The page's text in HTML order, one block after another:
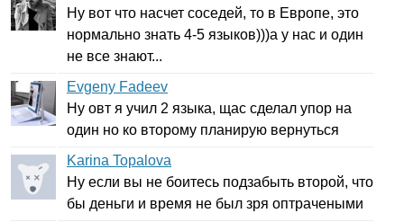
Ну вот что насчет соседей, то в Европе, это
нормально знать 4-5 языков)))а у нас и один
не все знают...
Evgeny Fadeev
Ну овт я учил 2 языка, щас сделал упор на
один но ко второму планирую вернуться
Karina Topalova
Ну если вы не боитесь подзабыть второй, что
бы деньги и время не был зря оптрачеными